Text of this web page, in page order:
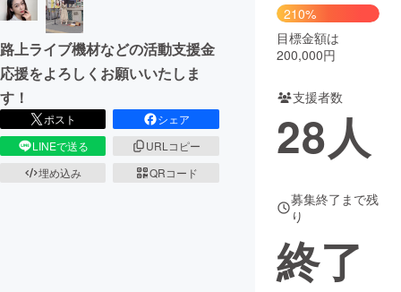
CAMPFIRE for Social Good
CAMPFIRE Creation
CAMPFIREふるさと納税
コミュニティ
路上ライブ機材などの活動支援金
応援をよろしくお願いいたしま
す！
ポスト
シェア
LINEで送る
URLコピー
埋め込み
QRコード
210%
目標金額は
200,000円
支援者数
28人
募集終了まで残
り
終了